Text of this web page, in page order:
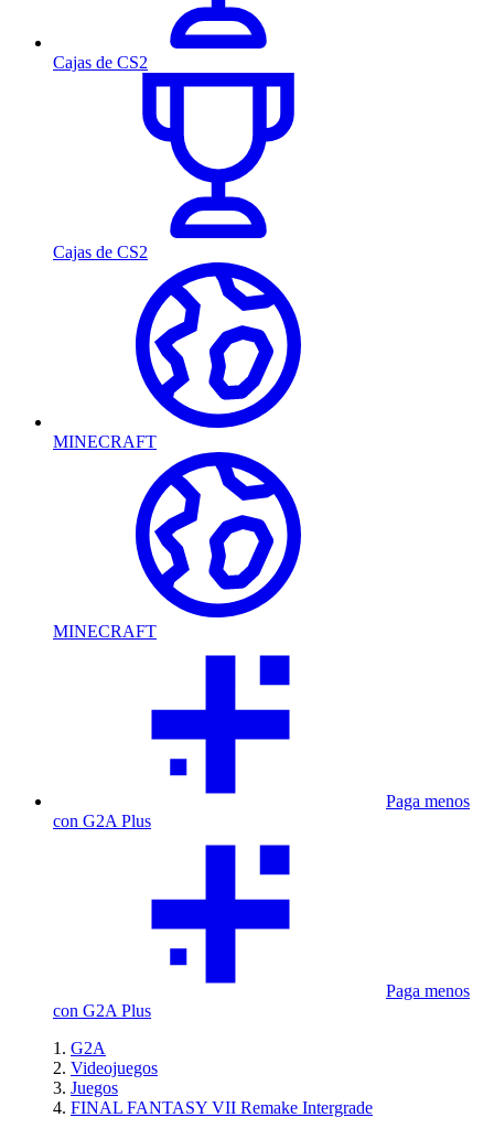
Cajas de CS2
Cajas de CS2
MINECRAFT
MINECRAFT
Paga menos
con G2A Plus
Paga menos
con G2A Plus
G2A
Videojuegos
Juegos
FINAL FANTASY VII Remake Intergrade